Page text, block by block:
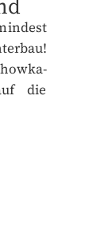
die